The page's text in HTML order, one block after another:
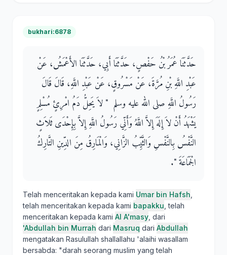
bukhari:6878
حَدَّثَنَا عُمَرُ بْنُ حَفْصٍ، حَدَّثَنَا أَبِي، حَدَّثَنَا الأَعْمَشُ، عَنْ
عَبْدِ اللَّهِ بْنِ مُرَّةَ، عَنْ مَسْرُوقٍ، عَنْ عَبْدِ اللَّهِ، قَالَ قَالَ
رَسُولُ اللَّهِ صلى الله عليه وسلم ‏ "‏ لاَ يَحِلُّ دَمُ امْرِئٍ مُسْلِمٍ
يَشْهَدُ أَنْ لاَ إِلَهَ إِلاَّ اللَّهُ وَأَنِّي رَسُولُ اللَّهِ إِلاَّ بِإِحْدَى ثَلاَثٍ
النَّفْسُ بِالنَّفْسِ وَالثَّيِّبُ الزَّانِي، وَالْمَارِقُ مِنَ الدِّينِ التَّارِكُ
الْجَمَاعَةَ ‏"‏‏.‏
Telah menceritakan kepada kami Umar bin Hafsh
telah menceritakan kepada kami bapakku , telah
menceritakan kepada kami Al A'masy , dari
'Abdullah bin Murrah dari Masruq dari Abdullah
mengatakan Rasulullah shallallahu 'alaihi wasallam
bersabda: "darah seorang muslim yang telah